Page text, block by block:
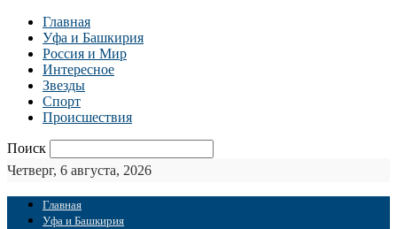
Главная
Уфа и Башкирия
Россия и Мир
Интересное
Звезды
Спорт
Происшествия
Поиск
Четверг, 6 августа, 2026
Главная
Уфа и Башкирия